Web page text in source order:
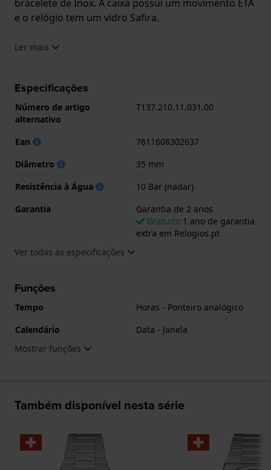
bracelete de Inox. A caixa possui um movimento ETA
e o relógio tem um vidro Safira.
O relógio é estanque a 10ATM. Isto significa que o
.
Ler mais
Especificações
Número de artigo
alternativo
T137.210.11.031.00
Ean
7611608302637
Diâmetro
35 mm
Resistência à Água
10 Bar (nadar)
Garantia
Garantia de 2 anos
Gratuito 1 ano de garantia
extra em Relogios.pt
Ver todas as especificações
Funções
Tempo
Horas - Ponteiro analógico
Calendário
Data - Janela
Mostrar funções
Também disponível nesta série